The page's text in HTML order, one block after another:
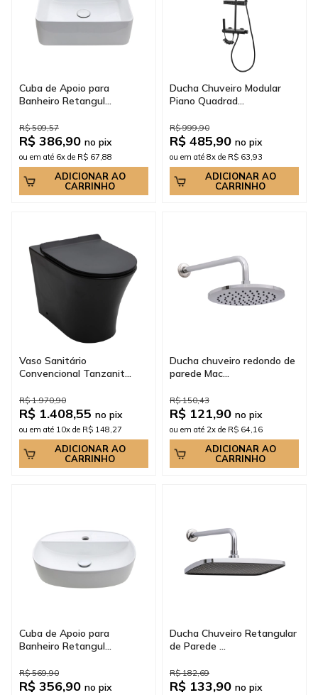
Cuba de Apoio para
Banheiro Retangul...
R$ 509,57
R$ 386,90 no pix
ou em até 6x de R$ 67,88
ADICIONAR AO
CARRINHO
Ducha Chuveiro Modular
Piano Quadrad...
R$ 999,90
R$ 485,90 no pix
ou em até 8x de R$ 63,93
ADICIONAR AO
CARRINHO
Vaso Sanitário
Convencional Tanzanit...
R$ 1.970,90
R$ 1.408,55 no pix
ou em até 10x de R$ 148,27
ADICIONAR AO
CARRINHO
Ducha chuveiro redondo de
parede Mac...
R$ 150,43
R$ 121,90 no pix
ou em até 2x de R$ 64,16
ADICIONAR AO
CARRINHO
Cuba de Apoio para
Banheiro Retangul...
R$ 569,90
R$ 356,90 no pix
Ducha Chuveiro Retangular
de Parede ...
R$ 182,69
R$ 133,90 no pix